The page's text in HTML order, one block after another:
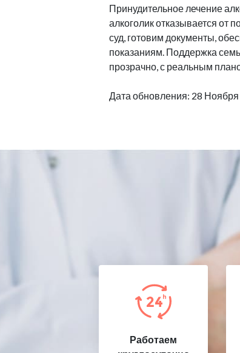
Принудительное лечение
алкоголик отказывается от
суд, готовим документы,
показаниям. Поддержка
прозрачно, с реальным
Дата обновления: 28
Работаем